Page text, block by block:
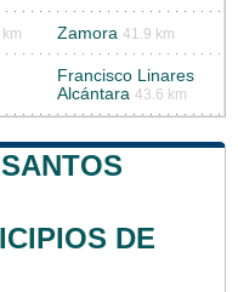
Zamora 41.9 km
Francisco Linares
Alcántara 43.6 km
DE